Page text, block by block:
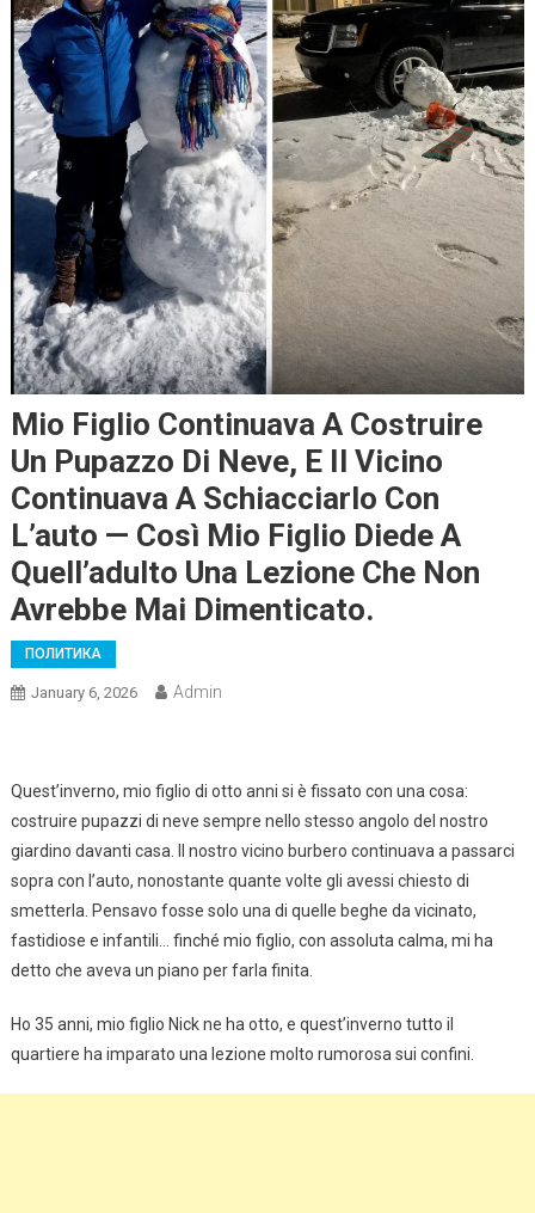
Mio Figlio Continuava A Costruire
Un Pupazzo Di Neve, E Il Vicino
Continuava A Schiacciarlo Con
L’auto — Così Mio Figlio Diede A
Quell’adulto Una Lezione Che Non
Avrebbe Mai Dimenticato.
ПОЛИТИКА
January 6, 2026 Admin
Quest’inverno, mio figlio di otto anni si è fissato con una cosa:
costruire pupazzi di neve sempre nello stesso angolo del nostro
giardino davanti casa. Il nostro vicino burbero continuava a passarci
sopra con l’auto, nonostante quante volte gli avessi chiesto di
smetterla. Pensavo fosse solo una di quelle beghe da vicinato,
fastidiose e infantili… finché mio figlio, con assoluta calma, mi ha
detto che aveva un piano per farla finita.
Ho 35 anni, mio figlio Nick ne ha otto, e quest’inverno tutto il
quartiere ha imparato una lezione molto rumorosa sui confini.